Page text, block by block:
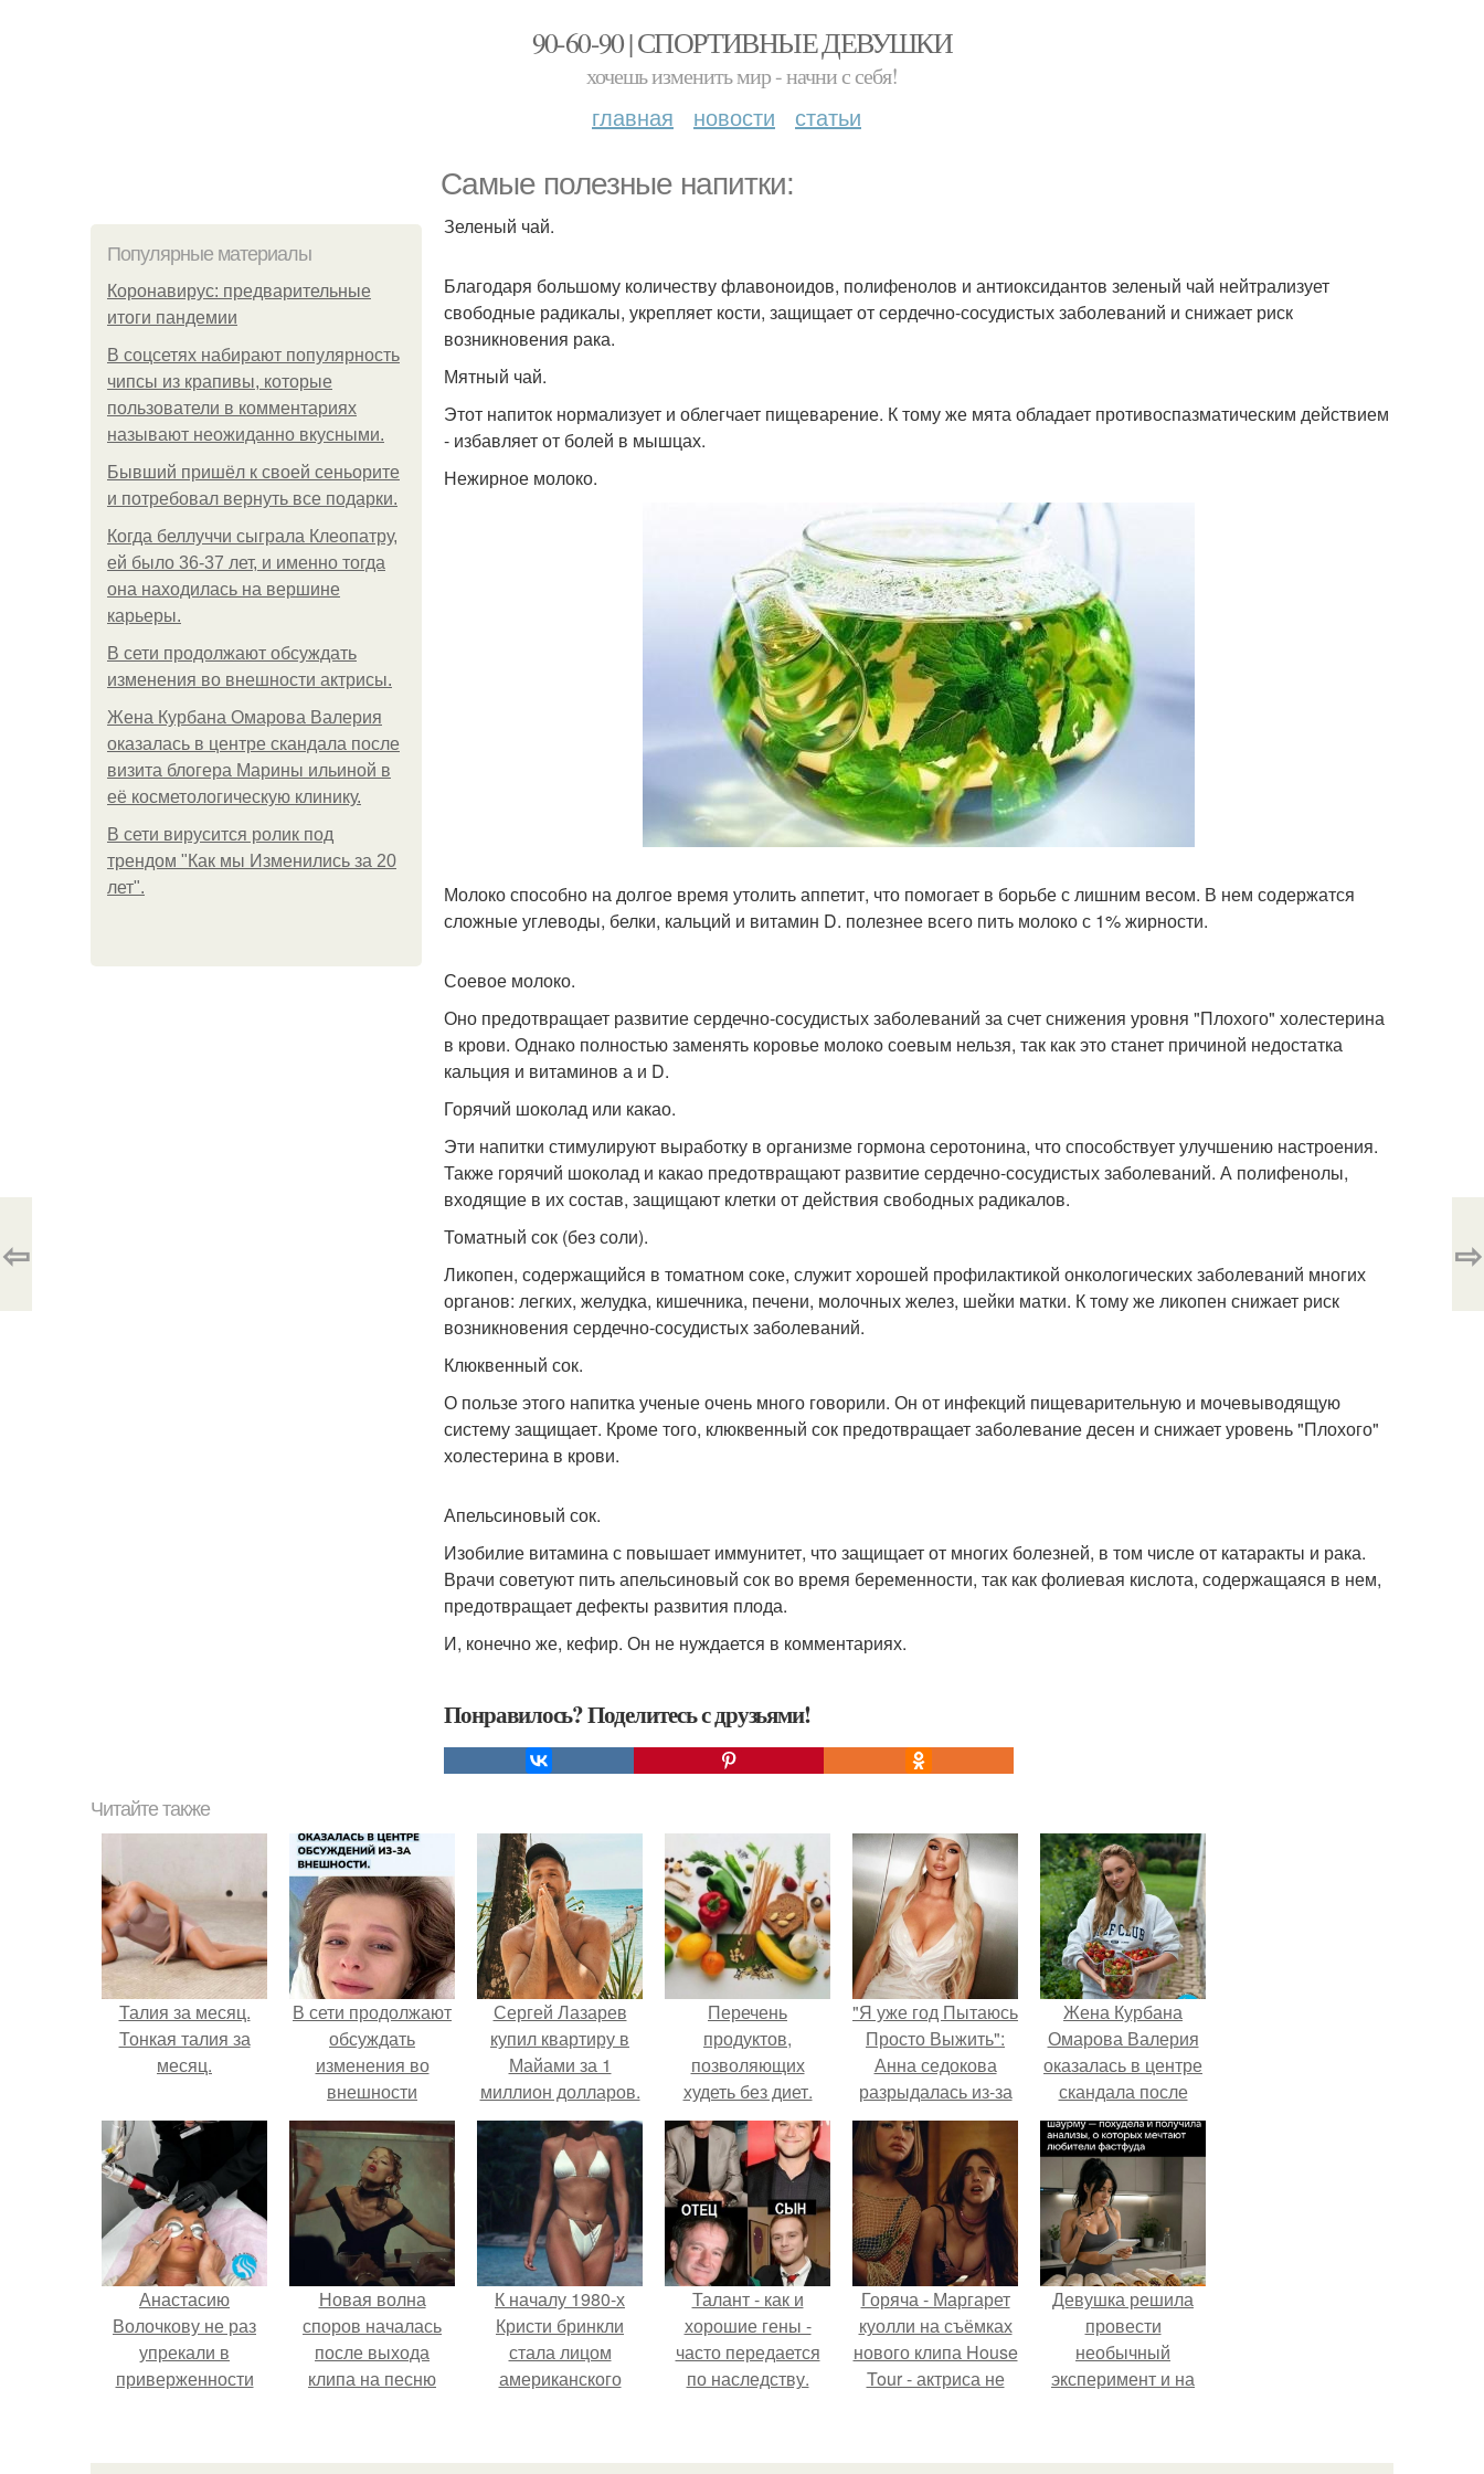
90-60-90 | СПОРТИВНЫЕ ДЕВУШКИ
хочешь изменить мир - начни с себя!
главная новости статьи
Самые полезные напитки:
Популярные материалы
Коронавирус: предварительные
итоги пандемии
В соцсетях набирают популярность
чипсы из крапивы, которые
пользователи в комментариях
называют неожиданно вкусными.
Бывший пришёл к своей сеньорите
и потребовал вернуть все подарки.
Когда беллуччи сыграла Клеопатру,
ей было 36-37 лет, и именно тогда
она находилась на вершине
карьеры.
В сети продолжают обсуждать
изменения во внешности актрисы.
Жена Курбана Омарова Валерия
оказалась в центре скандала после
визита блогера Марины ильиной в
её косметологическую клинику.
В сети вирусится ролик под
трендом "Как мы Изменились за 20
лет".
Зеленый чай.
Благодаря большому количеству флавоноидов, полифенолов и антиоксидантов зеленый чай нейтрализует
свободные радикалы, укрепляет кости, защищает от сердечно-сосудистых заболеваний и снижает риск
возникновения рака.
Мятный чай.
Этот напиток нормализует и облегчает пищеварение. К тому же мята обладает противоспазматическим действием
- избавляет от болей в мышцах.
Нежирное молоко.
Молоко способно на долгое время утолить аппетит, что помогает в борьбе с лишним весом. В нем содержатся
сложные углеводы, белки, кальций и витамин D. полезнее всего пить молоко с 1% жирности.
Соевое молоко.
Оно предотвращает развитие сердечно-сосудистых заболеваний за счет снижения уровня "Плохого" холестерина
в крови. Однако полностью заменять коровье молоко соевым нельзя, так как это станет причиной недостатка
кальция и витаминов а и D.
Горячий шоколад или какао.
Эти напитки стимулируют выработку в организме гормона серотонина, что способствует улучшению настроения.
Также горячий шоколад и какао предотвращают развитие сердечно-сосудистых заболеваний. А полифенолы,
входящие в их состав, защищают клетки от действия свободных радикалов.
Томатный сок (без соли).
Ликопен, содержащийся в томатном соке, служит хорошей профилактикой онкологических заболеваний многих
органов: легких, желудка, кишечника, печени, молочных желез, шейки матки. К тому же ликопен снижает риск
возникновения сердечно-сосудистых заболеваний.
Клюквенный сок.
О пользе этого напитка ученые очень много говорили. Он от инфекций пищеварительную и мочевыводящую
систему защищает. Кроме того, клюквенный сок предотвращает заболевание десен и снижает уровень "Плохого"
холестерина в крови.
Апельсиновый сок.
Изобилие витамина с повышает иммунитет, что защищает от многих болезней, в том числе от катаракты и рака.
Врачи советуют пить апельсиновый сок во время беременности, так как фолиевая кислота, содержащаяся в нем,
предотвращает дефекты развития плода.
И, конечно же, кефир. Он не нуждается в комментариях.
Понравилось? Поделитесь с друзьями!
⇦ ⇨
Читайте также
Талия за месяц.
Тонкая талия за
месяц.
В сети продолжают
обсуждать
изменения во
внешности
актрисы.
Сергей Лазарев
купил квартиру в
Майами за 1
миллион долларов.
Перечень
продуктов,
позволяющих
худеть без диет.
"Я уже год Пытаюсь
Просто Выжить":
Анна седокова
разрыдалась из-за
жесткой травли и
проклятий в сети.
Жена Курбана
Омарова Валерия
оказалась в центре
скандала после
визита блогера
Марины ильиной в
её
косметологическую
клинику.
Анастасию
Волочкову не раз
упрекали в
приверженности
Новая волна
споров началась
после выхода
клипа на песню
К началу 1980-х
Кристи бринкли
стала лицом
американского
воплощением
Талант - как и
хорошие гены -
часто передается
по наследству.
Горяча - Маргарет
куолли на съёмках
нового клипа House
Tour - актриса не
выступила в роли
Девушка решила
провести
необычный
эксперимент и на
одной шаурмой.